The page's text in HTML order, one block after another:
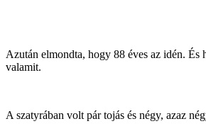
Azután elmondta, hogy 88 éves az idén. És
valamit.
A szatyrában volt pár tojás és négy, azaz